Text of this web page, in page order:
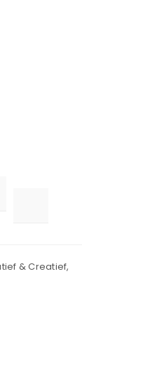
& Creatief,